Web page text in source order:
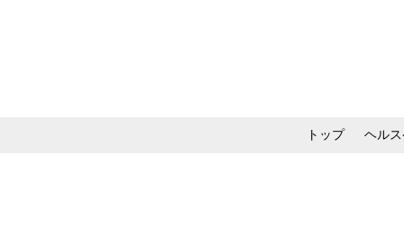
トップ ヘル